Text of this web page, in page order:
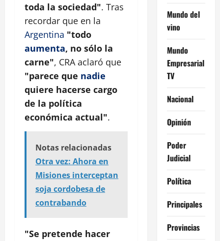
toda la sociedad". Tras
recordar que en la
Argentina "todo
aumenta, no sólo la
carne", CRA aclaró que
"parece que nadie
quiere hacerse cargo
de la política
económica actual".
Notas relacionadas
Otra vez: Ahora en
Misiones interceptan
soja cordobesa de
contrabando
"Se pretende hacer
Mundo del
vino
Mundo
Empresarial
TV
Nacional
Opinión
Poder
Judicial
Política
Principales
Provincias